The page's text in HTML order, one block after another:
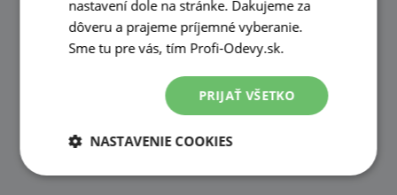
nastavení dole na stránke. Ďakujeme za
dôveru a prajeme príjemné vyberanie.
Sme tu pre vás, tím Profi-Odevy.sk.
PRIJAŤ VŠETKO
NASTAVENIE COOKIES